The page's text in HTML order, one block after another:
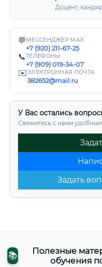
Доцент,
💬 МЕССЕНДЖЕР MAX
+7 (920) 211-67-25
📞ТЕЛЕФОНЫ
+7 (909) 019-34-07
✉️ЭЛЕКТРОННАЯ ПОЧТА
382652@mail.ru
У Вас остались
Свяжитесь с нами
Задать
📚
Полезные
обучения